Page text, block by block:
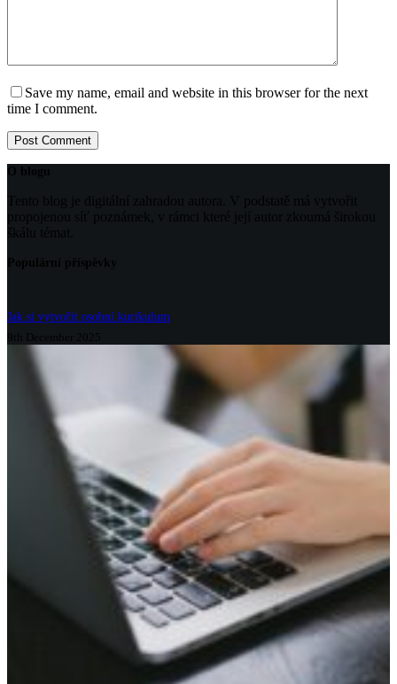
Save my name, email and website in this browser for the next
time I comment.
Post Comment
O blogu
Tento blog je digitální zahradou autora. V podstatě má vytvořit
propojenou síť poznámek, v rámci které její autor zkoumá širokou
škálu témat.
Populární příspěvky
Jak si vytvořit osobní kurikulum
9th December 2025